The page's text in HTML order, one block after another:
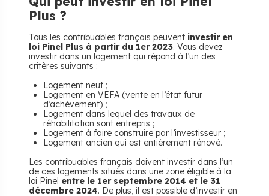
Plus ?
Tous les contribuables français peuvent investir en
loi Pinel Plus à partir du 1er 2023. Vous devez
investir dans un logement qui répond à l’un des
critères suivants :
Logement neuf ;
Logement en VEFA (vente en l’état futur
d’achèvement) ;
Logement dans lequel des travaux de
réhabilitation sont entrepris ;
Logement à faire construire par l’investisseur ;
Logement ancien qui est entièrement rénové.
Les contribuables français doivent investir dans l’un
de ces logements situés dans une zone éligible à la
loi Pinel entre le 1er septembre 2014 et le 31
décembre 2024. De plus, il est possible d’investir en